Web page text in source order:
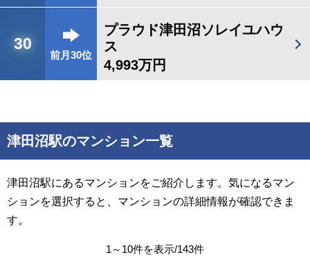
30
前月30位
プラウド津田沼ソレイユハウ
ス
4,993万円
津田沼駅のマンション一覧
津田沼駅にあるマンションをご紹介します。気になるマン
ションを選択すると、マンションの詳細情報が確認できま
す。
1～10件を表示/143件